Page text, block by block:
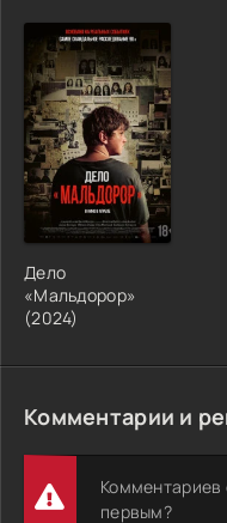
Дело
«Мальдорор»
(2024)
Комментарии и
Комментариев
первым?